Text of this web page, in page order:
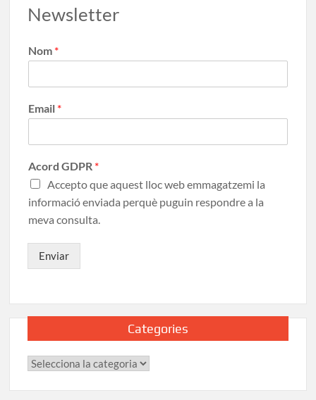
Newsletter
Nom *
Email *
Acord GDPR *
Accepto que aquest lloc web emmagatzemi la
informació enviada perquè puguin respondre a la
meva consulta.
Enviar
Categories